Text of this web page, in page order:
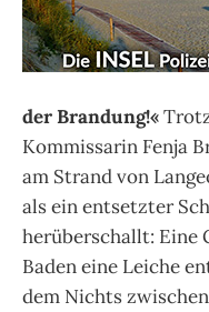
der Brandung!«
Kommissarin Fenja
am Strand von
als ein entsetzter
herüberschallt: Eine
Baden eine Leiche
dem Nichts